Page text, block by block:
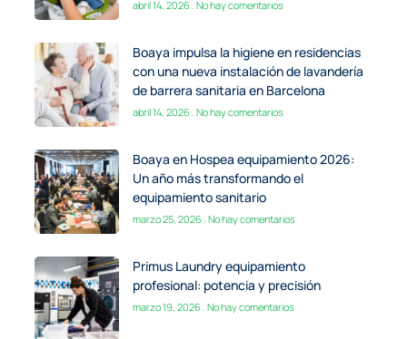
abril 14, 2026 No hay comentarios
Boaya impulsa la higiene en residencias
con una nueva instalación de lavandería
de barrera sanitaria en Barcelona
abril 14, 2026 No hay comentarios
Boaya en Hospea equipamiento 2026:
Un año más transformando el
equipamiento sanitario
marzo 25, 2026 No hay comentarios
Primus Laundry equipamiento
profesional: potencia y precisión
marzo 19, 2026 No hay comentarios